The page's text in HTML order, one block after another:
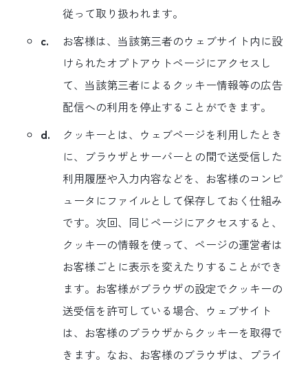
従って取り扱われます。
c.
お客様は、当該第三者のウェブサイト内に設
けられたオプトアウトページにアクセスし
て、当該第三者によるクッキー情報等の広告
配信への利用を停止することができます。
d.
クッキーとは、ウェブページを利用したとき
に、ブラウザとサーバーとの間で送受信した
利用履歴や入力内容などを、お客様のコンピ
ュータにファイルとして保存しておく仕組み
です。次回、同じページにアクセスすると、
クッキーの情報を使って、ページの運営者は
お客様ごとに表示を変えたりすることができ
ます。お客様がブラウザの設定でクッキーの
送受信を許可している場合、ウェブサイト
は、お客様のブラウザからクッキーを取得で
きます。なお、お客様のブラウザは、プライ